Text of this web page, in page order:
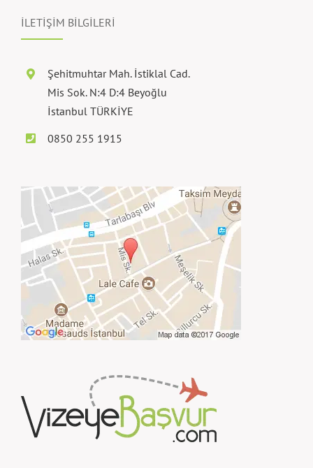
İLETİŞİM BİLGİLERİ
Şehitmuhtar Mah. İstiklal Cad.
Mis Sok. N:4 D:4 Beyoğlu
İstanbul TÜRKİYE
0850 255 1915